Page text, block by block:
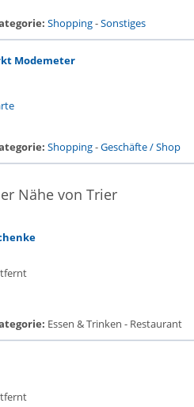
Shopping-Sonstiges
Modemeter
Shopping-Geschäfte / Shop
Nähe von Trier
Essen & Trinken - Restaurant